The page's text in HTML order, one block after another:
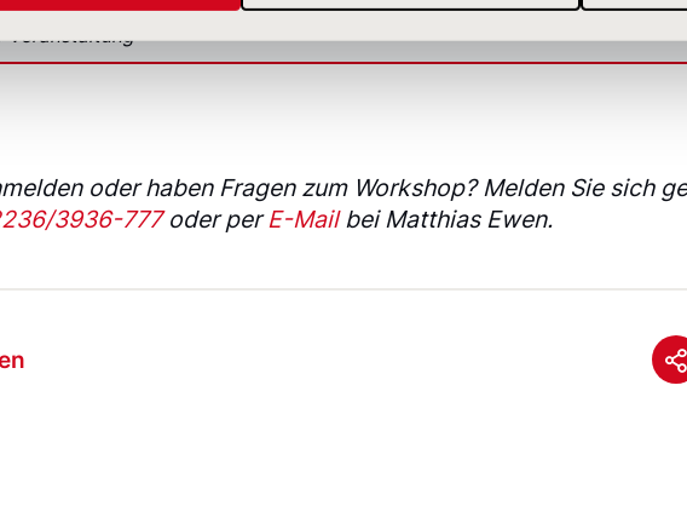
Veranstaltung
oder haben Fragen zum Workshop? Melden Sie sich
3936-777oder perE-Mailbei Matthias Ewen.